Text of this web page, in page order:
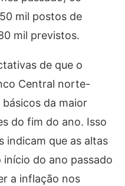
mil postos de
mil previstos.
de que o
Central norte-
da maior
do fim do ano. Isso
indicam que as altas
do ano passado
a inflação nos